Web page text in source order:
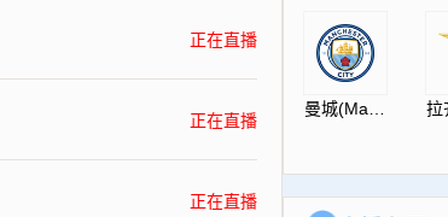
正在直播
正在直播
正在直播